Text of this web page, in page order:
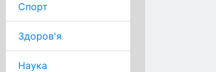
Спорт
Здоров'я
Наука